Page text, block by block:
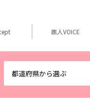
都道府県から選ぶ
医人VOICE